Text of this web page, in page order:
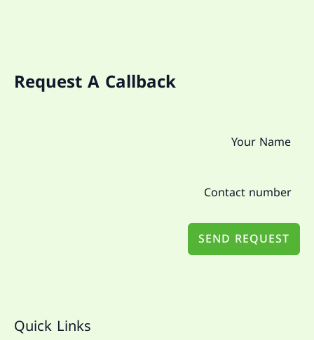
Request A Callback
SEND REQUEST
Quick Links